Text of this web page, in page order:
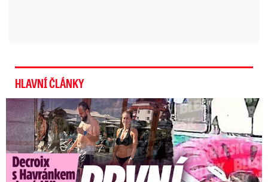
HLAVNÍ ČLÁNKY
Exministryně s Havránkem dováděli v Polsku: První slova!